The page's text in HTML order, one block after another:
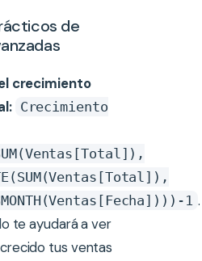
de
crecimiento
Crecimiento
1 .
te ayudará a ver
tus ventas